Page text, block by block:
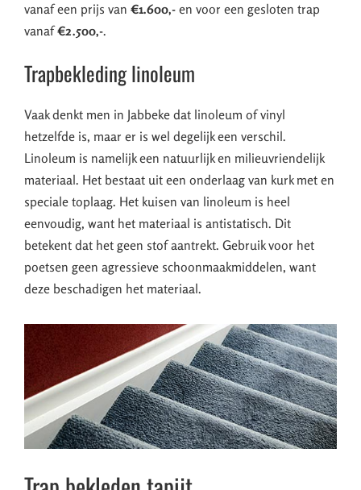
vanaf een prijs van €1.600,- en voor een gesloten trap
vanaf€2.500,-.
Trapbekleding linoleum
Vaak denkt men in Jabbeke dat linoleum of vinyl
hetzelfde is, maar er is wel degelijk een verschil.
Linoleum is namelijk een natuurlijk en milieuvriendelijk
materiaal. Het bestaat uit een onderlaag van kurk met en
speciale toplaag. Het kuisen van linoleum is heel
eenvoudig, want het materiaal is antistatisch. Dit
betekent dat het geen stof aantrekt. Gebruik voor het
poetsen geen agressieve schoonmaakmiddelen, want
deze beschadigen het materiaal.